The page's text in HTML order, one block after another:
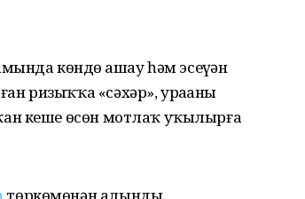
көндөҙ ашау һәм эсеүҙән
ризыҡҡа «сәхәр», ураҙаны
кеше өсөн мотлаҡ уҡылырға